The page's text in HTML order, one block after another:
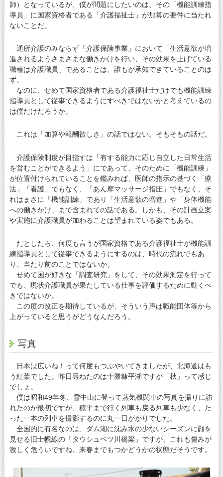
師）となっているが、僕が問題にしたいのは、その「機能訓練指
導員」に国家資格者である「介護福祉士」が加算の要件に当たれ
ないことだ。
通所介護のみならず「介護保険事業」において「生活意欲が増
進されるようさまざまな働きかけを行い、その効果を上げている
職種は介護職員」であることは、誰もが承知できていることのは
ず。
なのに、せめて国家資格者である介護福祉士だけでも機能訓練
指導員として従事できるようにすべきではないかと考えているの
は僕だけだろうか。
これは「加算や報酬欲しさ」の話ではない。そもそもの話だ。
介護保険制度が目指すは「有する能力に応じ自立した日常生活
を営むことができるよう」にであって、そのために「機能訓練」
が位置付けられていることを鑑みれば、医師の指示の基づく「療
法」「看護」でもなく、「あん摩マッサージ指圧」でもなく、そ
れはまさに「機能訓練」であり「生活意欲の増進」や「身体機能
への働きかけ」まで含まれての話である。しかも、その計画立案
や実施に介護職員が加わることは望まれている姿でもある。
だとしたら、何度も言うが国家資格である介護福祉士が機能訓
練指導員として従事できるようにするのは、時代の流れでもあ
り、当たり前のことではないか。
せめて国が好きな「調査研究」をして、その効果測定を行って
でも、現状介護職員が果たしている仕事を評価するために動くべ
きではないか。
この度の改正を期待しているが、そういう声は職能団体等から
上がっていると思うがどうなんだろう。
写真
日本は広いね！って何度もつぶやいてきましたが、北海道はも
う紅葉でした。昨日尋ねたのは十勝糠平湖ですが「秋」って感じ
でしょ。
僕は昭和49年冬、雪中山に登って蒸気機関車の写真を撮りに訪
れたのが最初ですが、糠平まで行く列車も戻る列車も少なく、た
った一本の列車を撮影するのに丸一日がかりでした。
全国的に有名なのは、ダム湖に沈み水の少ないシーズンに顔を
見せる旧士幌線の「タウシュベツ川橋梁」ですが、これも傷みが
激しく危ういですね。来春までもつかどうかの状態だそうです。